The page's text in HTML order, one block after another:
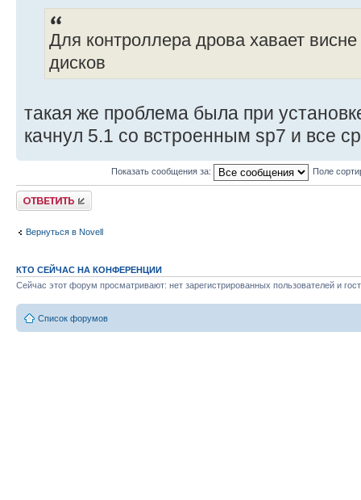
Для контроллера дрова хавает
дисков
такая же проблема была при
качнул 5.1 со встроенным sp7 и все
Показать сообщения за: Поле
Ответить
Вернуться в Novell
КТО СЕЙЧАС НА КОНФЕРЕНЦИИ
Сейчас этот форум просматривают: нет зарегистрированных пользователей и
Список форумов